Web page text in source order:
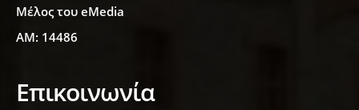
Μέλος του eMedia
ΑΜ: 14486
Επικοινωνία